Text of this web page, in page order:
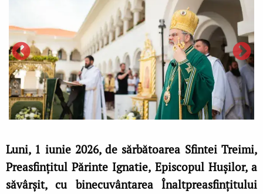
Luni, 1 iunie 2026, de sărbătoarea Sfintei Treimi,
Preasfințitul Părinte Ignatie, Episcopul Hușilor, a
săvârșit, cu binecuvântarea Înaltpreasfințitului